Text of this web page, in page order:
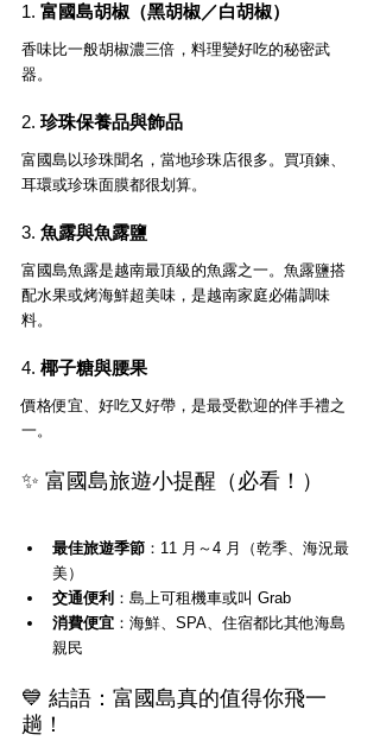
1. 富國島胡椒（黑胡椒／白胡椒）
香味比一般胡椒濃三倍，料理變好吃的秘密武
器。
2. 珍珠保養品與飾品
富國島以珍珠聞名，當地珍珠店很多。買項鍊、
耳環或珍珠面膜都很划算。
3. 魚露與魚露鹽
富國島魚露是越南最頂級的魚露之一。魚露鹽搭
配水果或烤海鮮超美味，是越南家庭必備調味
料。
4. 椰子糖與腰果
價格便宜、好吃又好帶，是最受歡迎的伴手禮之
一。
✨ 富國島旅遊小提醒（必看！）
最佳旅遊季節 ：11 月～4 月（乾季、海況最
美）
交通便利 ：島上可租機車或叫 Grab
消費便宜 ：海鮮、SPA、住宿都比其他海島
親民
💙 結語：富國島真的值得你飛一
趟！